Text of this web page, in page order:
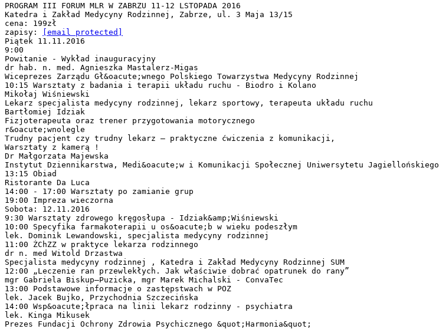
PROGRAM III FORUM MLR W ZABRZU 11-12 LSTOPADA 2016
Katedra i Zakład Medycyny Rodzinnej, Zabrze, ul. 3 Maja 13/15
cena: 199zł
zapisy:
[email protected]
Piątek 11.11.2016
9:00
Powitanie - Wykład inauguracyjny
dr hab. n. med. Agnieszka Mastalerz-Migas
Wiceprezes Zarządu Gł&oacute;wnego Polskiego Towarzystwa Medycyny Rodzinnej
10:15 Warsztaty z badania i terapii układu ruchu - Biodro i Kolano
Mikołaj Wiśniewski
Lekarz specjalista medycyny rodzinnej, lekarz sportowy, terapeuta układu ruchu
Bartłomiej Idziak
Fizjoterapeuta oraz trener przygotowania motorycznego
r&oacute;wnolegle
Trudny pacjent czy trudny lekarz – praktyczne ćwiczenia z komunikacji,
Warsztaty z kamerą !
Dr Małgorzata Majewska
Instytut Dziennikarstwa, Medi&oacute;w i Komunikacji Społecznej Uniwersytetu Jagiellońskiego
13:15 Obiad
Ristorante Da Luca
14:00 - 17:00 Warsztaty po zamianie grup
19:00 Impreza wieczorna
Sobota: 12.11.2016
9:30 Warsztaty zdrowego kręgosłupa - Idziak&amp;Wiśniewski
10:00 Specyfika farmakoterapii u os&oacute;b w wieku podeszłym
lek. Dominik Lewandowski, specjalista medycyny rodzinnej
11:00 ŻChZZ w praktyce lekarza rodzinnego
dr n. med Witold Drzastwa
Specjalista medycyny rodzinnej , Katedra i Zakład Medycyny Rodzinnej SUM
12:00 „Leczenie ran przewlekłych. Jak właściwie dobrać opatrunek do rany”
mgr Gabriela Biskup–Puzicka, mgr Marek Michalski - ConvaTec
13:00 Podstawowe informacje o zastępstwach w POZ
lek. Jacek Bujko, Przychodnia Szczecińska
14:00 Wsp&oacute;łpraca na linii lekarz rodzinny - psychiatra
lek. Kinga Mikusek
Prezes Fundacji Ochrony Zdrowia Psychicznego &quot;Harmonia&quot;